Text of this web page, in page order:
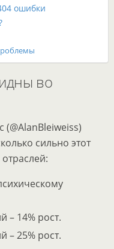
ошибки
во
(@AlanBleiweiss)
сильно этот
– 14% рост.
– 25% рост.